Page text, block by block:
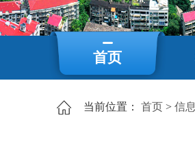
首页
当前位置： 首页 > 信